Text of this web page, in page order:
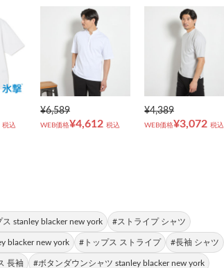
税込
¥6,589
WEB価格¥4,612 税込
¥4,389
WEB価格¥3,072 税込
ス stanley blacker new york #ストライプ シャツ
blacker new york #トップス ストライプ #長袖 シャツ
長袖 #ボタンダウンシャツ stanley blacker new york